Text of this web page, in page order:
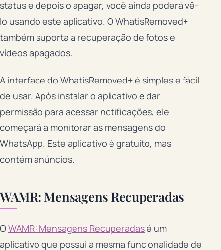
status e depois o apagar, você ainda poderá vê-
lo usando este aplicativo. O WhatisRemoved+
também suporta a recuperação de fotos e
vídeos apagados.
A interface do WhatisRemoved+ é simples e fácil
de usar. Após instalar o aplicativo e dar
permissão para acessar notificações, ele
começará a monitorar as mensagens do
WhatsApp. Este aplicativo é gratuito, mas
contém anúncios.
WAMR: Mensagens Recuperadas
OWAMR: Mensagens Recuperadasé um
aplicativo que possui a mesma funcionalidade de